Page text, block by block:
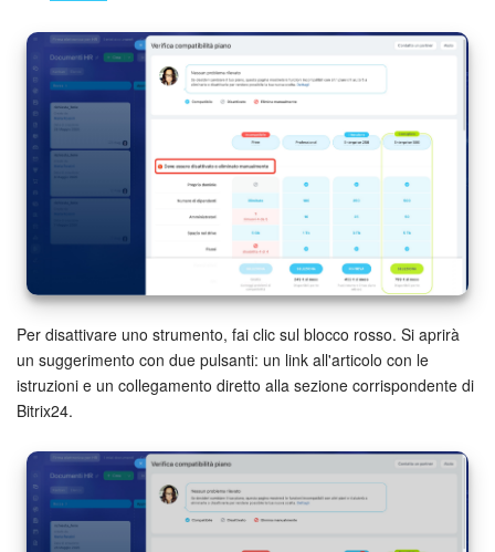
Per disattivare uno strumento, fai clic sul blocco rosso. Si aprirà
un suggerimento con due pulsanti: un link all'articolo con le
istruzioni e un collegamento diretto alla sezione corrispondente di
Bitrix24.